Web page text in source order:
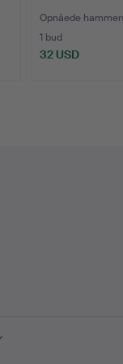
Opnåede
1 bud
32 USD